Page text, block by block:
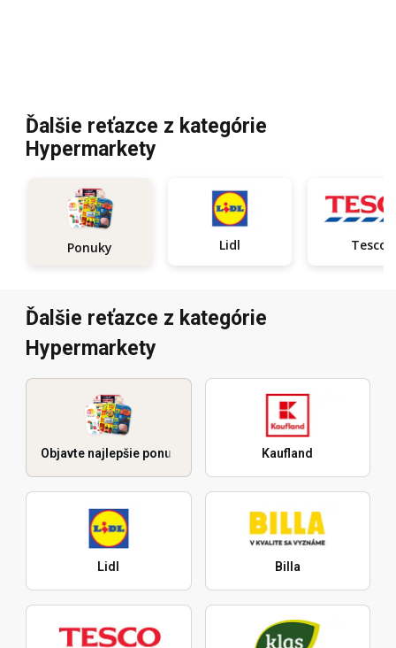
Ďalšie reťazce z kategórie
Hypermarkety
Ponuky Lidl Tesco
Ďalšie reťazce z kategórie
Hypermarkety
Objavte najlepšie ponuky Kaufland
Lidl Billa